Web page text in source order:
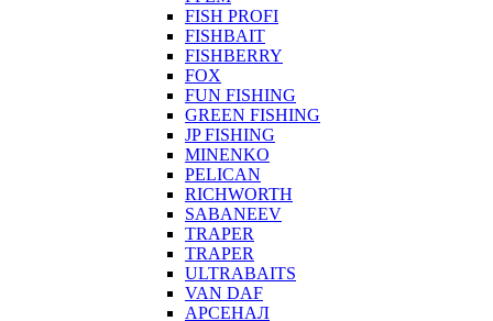
FISH PROFI
FISHBAIT
FISHBERRY
FOX
FUN FISHING
GREEN FISHING
JP FISHING
MINENKO
PELICAN
RICHWORTH
SABANEEV
TRAPER
TRAPER
ULTRABAITS
VAN DAF
АРСЕНАЛ